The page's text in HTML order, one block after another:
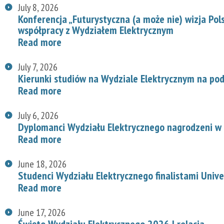
July 8, 2026
Konferencja „Futurystyczna (a może nie) wizja
współpracy z Wydziałem Elektrycznym
Read more
July 7, 2026
Kierunki studiów na Wydziale Elektrycznym na
Read more
July 6, 2026
Dyplomanci Wydziału Elektrycznego nagrodzeni
Read more
June 18, 2026
Studenci Wydziału Elektrycznego finalistami
Read more
June 17, 2026